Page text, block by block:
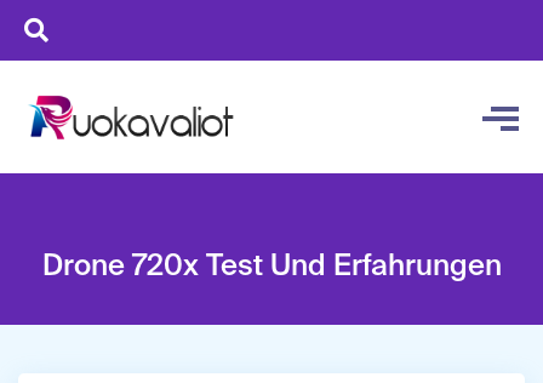
Drone 720x Test Und Erfahrungen